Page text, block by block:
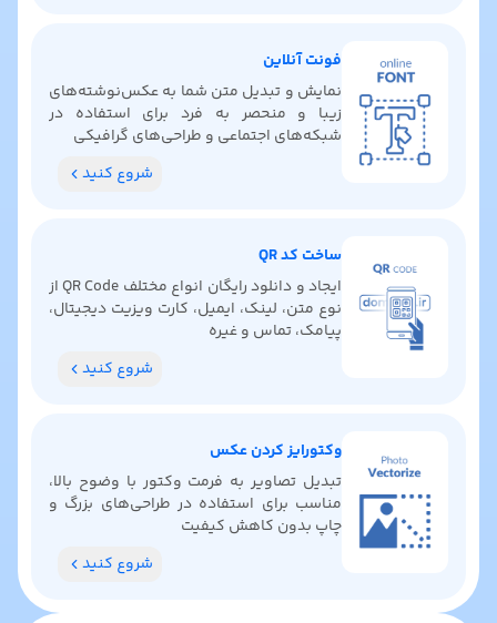
فونت آنلاین
نمایش و تبدیل متن شما به عکس‌نوشته‌های
زیبا و منحصر به فرد برای استفاده در
شبکه‌های اجتماعی و طراحی‌های گرافیکی
شروع کنید
ساخت کد QR
ایجاد و دانلود رایگان انواع مختلف QR Code از
نوع متن، لینک، ایمیل، کارت ویزیت دیجیتال،
پیامک، تماس و غیره
شروع کنید
وکتورایز کردن عکس
تبدیل تصاویر به فرمت وکتور با وضوح بالا،
مناسب برای استفاده در طراحی‌های بزرگ و
چاپ بدون کاهش کیفیت
شروع کنید